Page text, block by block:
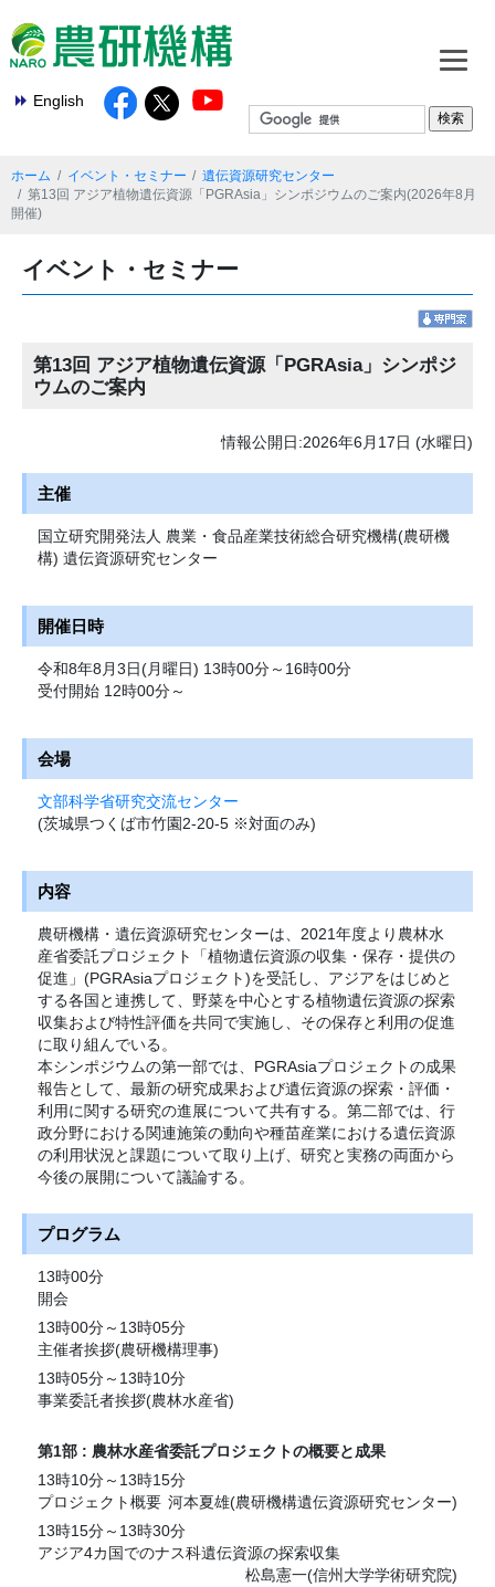
English
ホーム イベント・セミナー
遺伝資源研究センター
第13回 アジア植物遺伝資源「PGRAsia」シンポジウムのご案内(2026年8月
開催)
イベント・セミナー
第13回 アジア植物遺伝資源「PGRAsia」シンポジ
ウムのご案内
情報公開日:2026年6月17日 (水曜日)
主催
国立研究開発法人 農業・食品産業技術総合研究機構(農研機
構) 遺伝資源研究センター
開催日時
令和8年8月3日(月曜日) 13時00分～16時00分
受付開始 12時00分～
会場
文部科学省研究交流センター
(茨城県つくば市竹園2-20-5 ※対面のみ)
内容
農研機構・遺伝資源研究センターは、2021年度より農林水
産省委託プロジェクト「植物遺伝資源の収集・保存・提供の
促進」(PGRAsiaプロジェクト)を受託し、アジアをはじめと
する各国と連携して、野菜を中心とする植物遺伝資源の探索
収集および特性評価を共同で実施し、その保存と利用の促進
に取り組んでいる。
本シンポジウムの第一部では、PGRAsiaプロジェクトの成果
報告として、最新の研究成果および遺伝資源の探索・評価・
利用に関する研究の進展について共有する。第二部では、行
政分野における関連施策の動向や種苗産業における遺伝資源
の利用状況と課題について取り上げ、研究と実務の両面から
今後の展開について議論する。
プログラム
13時00分
開会
13時00分～13時05分
主催者挨拶(農研機構理事)
13時05分～13時10分
事業委託者挨拶(農林水産省)
第1部 : 農林水産省委託プロジェクトの概要と成果
13時10分～13時15分
プロジェクト概要 河本夏雄(農研機構遺伝資源研究センター)
13時15分～13時30分
アジア4カ国でのナス科遺伝資源の探索収集
松島憲一(信州大学学術研究院)